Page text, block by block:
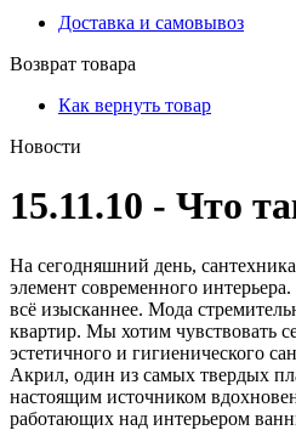
Доставка и самовывоз
Возврат товара
Как вернуть товар
Новости
15.11.10 - Что
На сегодняшний день,
элемент современного
всё изысканнее. Мода
квартир. Мы хотим чувствовать
эстетичного и гигиенического
Акрил, один из самых твердых
настоящим источником
работающих над интерьером